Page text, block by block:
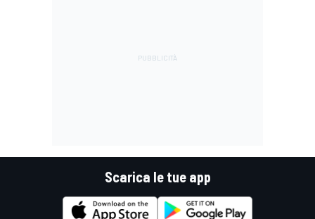
Scarica le tue app